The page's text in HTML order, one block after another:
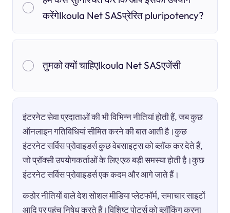
करेंगेIkoula Net SASप्रेरित pluripotency?
तुमको क्यों चाहिएIkoula Net SASएजेंसी
इंटरनेट सेवा प्रदाताओं की भी विभिन्न नीतियां होती हैं, जब कुछ
ऑनलाइन गतिविधियां सीमित करने की बात आती है।कुछ
इंटरनेट सर्विस प्रोवाइडर्स कुछ वेबसाइट्स को ब्लॉक कर देते हैं,
जो प्रॉक्सी उपयोगकर्ताओं के लिए एक बड़ी समस्या होती है।कुछ
इंटरनेट सर्विस प्रोवाइडर्स एक कदम और आगे जाते हैं।
कठोर नीतियों वाले देश सोशल मीडिया प्लेटफॉर्म, समाचार साइटों
आदि पर पहुंच निषेध करते हैं।विशिष्ट पोर्ट्स को ब्लॉकिंग करना